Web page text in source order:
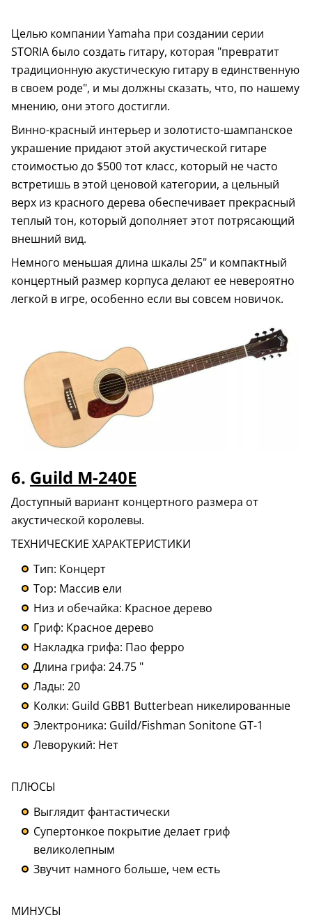
Целью компании Yamaha при создании серии
STORIA было создать гитару, которая "превратит
традиционную акустическую гитару в единственную
в своем роде", и мы должны сказать, что, по нашему
мнению, они этого достигли.
Винно-красный интерьер и золотисто-шампанское
украшение придают этой акустической гитаре
стоимостью до $500 тот класс, который не часто
встретишь в этой ценовой категории, а цельный
верх из красного дерева обеспечивает прекрасный
теплый тон, который дополняет этот потрясающий
внешний вид.
Немного меньшая длина шкалы 25" и компактный
концертный размер корпуса делают ее невероятно
легкой в игре, особенно если вы совсем новичок.
6. Guild M-240E
Доступный вариант концертного размера от
акустической королевы.
ТЕХНИЧЕСКИЕ ХАРАКТЕРИСТИКИ
Тип: Концерт
Top: Массив ели
Низ и обечайка: Красное дерево
Гриф: Красное дерево
Накладка грифа: Пао ферро
Длина грифа: 24.75 "
Лады: 20
Колки: Guild GBB1 Butterbean никелированные
Электроника: Guild/Fishman Sonitone GT-1
Леворукий: Нет
ПЛЮСЫ
Выглядит фантастически
Супертонкое покрытие делает гриф
великолепным
Звучит намного больше, чем есть
МИНУСЫ